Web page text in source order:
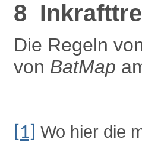
8
Die Regeln
von BatMap
[1] Wo hier die